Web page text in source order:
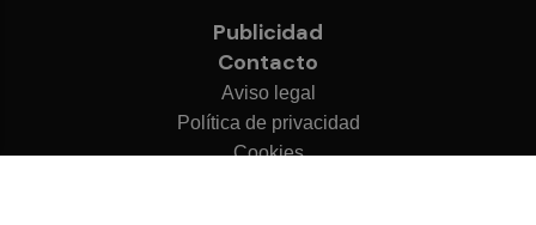
Publicidad
Contacto
Aviso legal
Política de privacidad
Cookies